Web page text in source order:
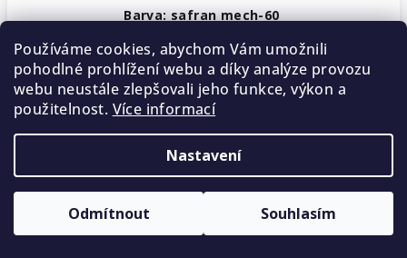
Používáme cookies, abychom Vám umožnili
pohodlné prohlížení webu a díky analýze provozu
webu neustále zlepšovali jeho funkce, výkon a
použitelnost. Více informací
Nastavení
Odmítnout Souhlasím
Barva: safran mech-60
Vyprodáno
40 Kč/ ks
5 % SLEVA na první nákup